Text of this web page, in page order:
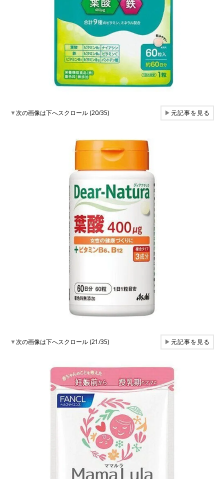
▼次の画像は下へスクロール (20/35) ▶元記事を見る
▼次の画像は下へスクロール (21/35) ▶元記事を見る